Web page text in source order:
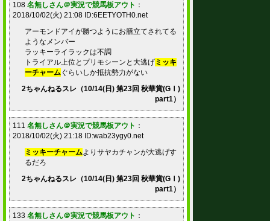
108 名無しさん＠実況で競馬板アウト ：
2018/10/02(火) 21:08 ID:6EETYOTH0.net
アーモンドアイが勝つようにお膳立てされてる
ようなメンバー
ラッキーライラックは不調
トライアル上位とプリモシーンと大逃げ ミッキ
ーチャームぐらいしか抵抗勢力がない
2ちゃんねるスレ（10/14(日) 第23回 秋華賞(GⅠ)
part1）
111 名無しさん＠実況で競馬板アウト ：
2018/10/02(火) 21:18 ID:wab23ygy0.net
ミッキーチャームよりサヤカチャンが大逃げす
るだろ
2ちゃんねるスレ（10/14(日) 第23回 秋華賞(GⅠ)
part1）
133 名無しさん＠実況で競馬板アウト ：